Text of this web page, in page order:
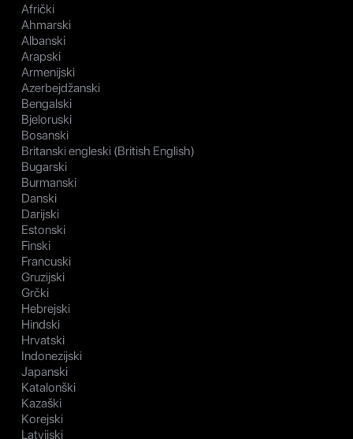
Afrički
Ahmarski
Albanski
Arapski
Armenijski
Azerbejdžanski
Bengalski
Bjeloruski
Bosanski
Britanski engleski (British English)
Bugarski
Burmanski
Danski
Darijski
Estonski
Finski
Francuski
Gruzijski
Grčki
Hebrejski
Hindski
Hrvatski
Indonezijski
Japanski
Katalonški
Kazaški
Korejski
Latvijski